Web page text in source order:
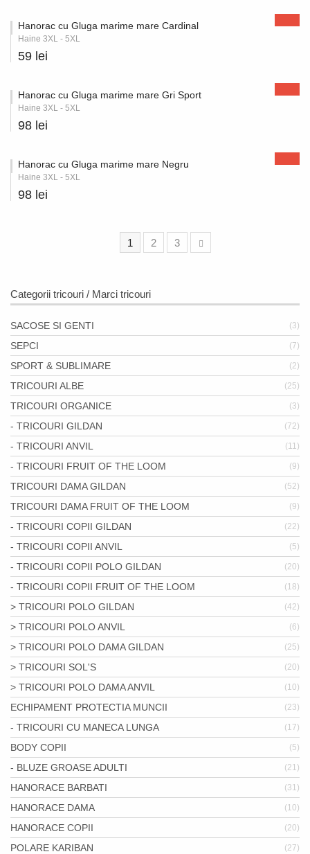
Hanorac cu Gluga marime mare Cardinal
Haine 3XL - 5XL
59 lei
Hanorac cu Gluga marime mare Gri Sport
Haine 3XL - 5XL
98 lei
Hanorac cu Gluga marime mare Negru
Haine 3XL - 5XL
98 lei
1 2 3
Categorii tricouri / Marci tricouri
SACOSE SI GENTI (3)
SEPCI (7)
SPORT & SUBLIMARE (2)
TRICOURI ALBE (25)
TRICOURI ORGANICE (3)
- TRICOURI GILDAN (72)
- TRICOURI ANVIL (11)
- TRICOURI FRUIT OF THE LOOM (9)
TRICOURI DAMA GILDAN (52)
TRICOURI DAMA FRUIT OF THE LOOM (9)
- TRICOURI COPII GILDAN (22)
- TRICOURI COPII ANVIL (5)
- TRICOURI COPII POLO GILDAN (20)
- TRICOURI COPII FRUIT OF THE LOOM (18)
> TRICOURI POLO GILDAN (42)
> TRICOURI POLO ANVIL (6)
> TRICOURI POLO DAMA GILDAN (25)
> TRICOURI SOL'S (20)
> TRICOURI POLO DAMA ANVIL (10)
ECHIPAMENT PROTECTIA MUNCII (23)
- TRICOURI CU MANECA LUNGA (17)
BODY COPII (5)
- BLUZE GROASE ADULTI (21)
HANORACE BARBATI (31)
HANORACE DAMA (10)
HANORACE COPII (20)
POLARE KARIBAN (27)